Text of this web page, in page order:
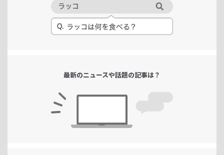
最新のニュースや話題の記事は？